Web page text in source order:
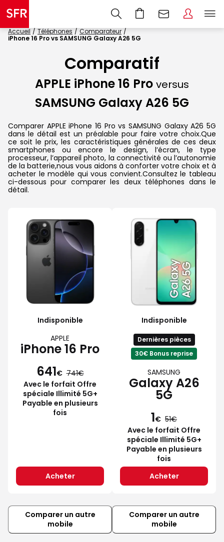
Accueil Téléphones
Comparateur
iPhone 16 Pro vs SAMSUNG Galaxy A26 5G
Comparatif
APPLE iPhone 16 Pro versus
SAMSUNG Galaxy A26 5G
Comparer APPLE iPhone 16 Pro vs SAMSUNG Galaxy A26 5G
dans le détail est un préalable pour faire votre choix.Que
ce soit le prix, les caractéristiques générales de ces deux
smartphones ou encore le design, l’écran, le type
processeur, l’appareil photo, la connectivité ou l’autonomie
de la batterie,nous vous aidons à conforter votre choix et à
acheter le modèle qui vous convient.Consultez le tableau
ci-dessous pour comparer les deux téléphones dans le
détail.
Indisponible
APPLE
iPhone 16 Pro
641€ 741
Avec le forfait Offre
spéciale Illimité 5G+
Payable en plusieurs
fois
Acheter
Indisponible
Dernières pièces
30€ Bonus reprise
SAMSUNG
Galaxy A26
5G
1€ 51
Avec le forfait Offre
spéciale Illimité 5G+
Payable en plusieurs
fois
Acheter
Comparer un autre
mobile
Comparer un autre
mobile